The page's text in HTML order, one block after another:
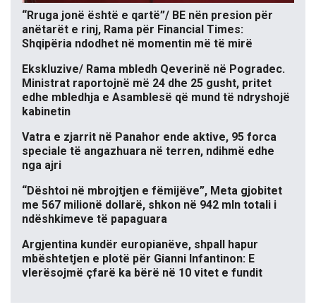
“Rruga jonë është e qartë”/ BE nën presion për
anëtarët e rinj, Rama për Financial Times:
Shqipëria ndodhet në momentin më të mirë
Ekskluzive/ Rama mbledh Qeverinë në Pogradec.
Ministrat raportojnë më 24 dhe 25 gusht, pritet
edhe mbledhja e Asamblesë që mund të ndryshojë
kabinetin
Vatra e zjarrit në Panahor ende aktive, 95 forca
speciale të angazhuara në terren, ndihmë edhe
nga ajri
“Dështoi në mbrojtjen e fëmijëve”, Meta gjobitet
me 567 milionë dollarë, shkon në 942 mln totali i
ndëshkimeve të papaguara
Argjentina kundër europianëve, shpall hapur
mbështetjen e plotë për Gianni Infantinon: E
vlerësojmë çfarë ka bërë në 10 vitet e fundit